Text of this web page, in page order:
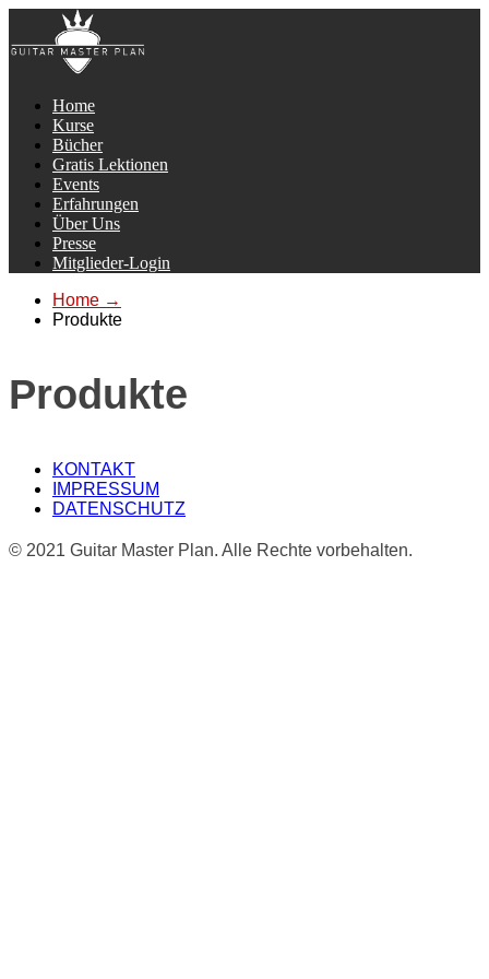
Home
Kurse
Bücher
Gratis Lektionen
Events
Erfahrungen
Über Uns
Presse
Mitglieder-Login
Home →
Produkte
Produkte
KONTAKT
IMPRESSUM
DATENSCHUTZ
© 2021 Guitar Master Plan. Alle Rechte vorbehalten.